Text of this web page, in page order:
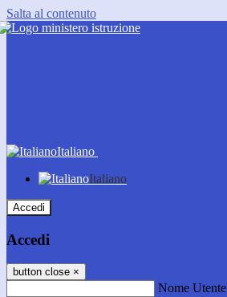
Salta al contenuto
Italiano
Italiano
Accedi
Accedi
button close ×
Nome Utente